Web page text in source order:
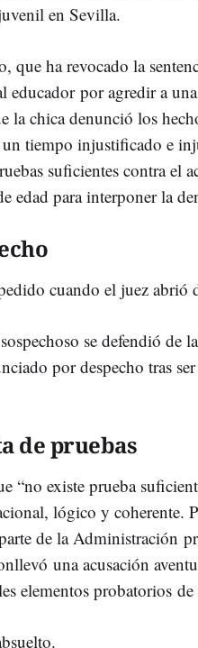
en Sevilla.
que ha revocado la
educador por agredir a
la chica denunció los
tiempo injustificado e
suficientes contra el
edad para interponer la
cuando el juez abrió
se defendió de
por despecho tras
de pruebas
“no existe prueba
lógico y coherente.
de la Administración
una acusación
elementos probatorios de